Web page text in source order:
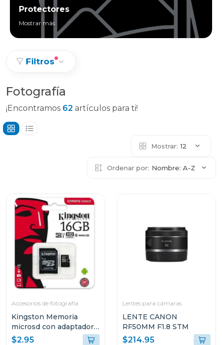
Protectores
Mostrar más
Filtros
Fotografía
¡Encontramos 62 artículos para ti!
Mostrar: 12
Ordenar por: Nombre: A-Z
Accesorios de fotografía
Kingston Memoria
microsd con adaptador
de 16gb sdcs16
$2.95
Lentes para cámaras
LENTE CANON
RF50MM F1.8 STM
$214.95